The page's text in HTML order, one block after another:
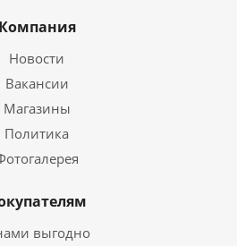
Компания
Новости
Вакансии
Магазины
Политика
выгодно